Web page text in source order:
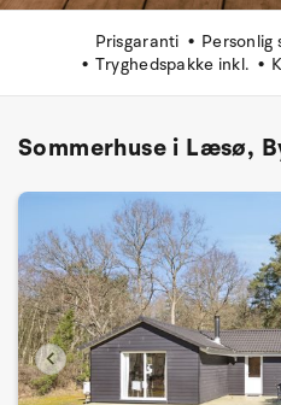
Prisgaranti Personlig
Tryghedspakke inkl.
Sommerhuse i Læsø,